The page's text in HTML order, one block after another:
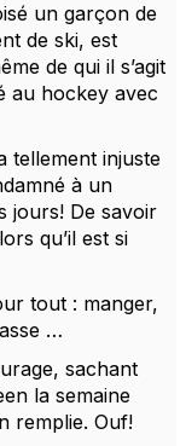
un garçon de
de ski, est
de qui il s’agit
au hockey avec
tellement injuste
à un
jours! De savoir
qu’il est si
tout : manger,
…
sachant
la semaine
remplie. Ouf!